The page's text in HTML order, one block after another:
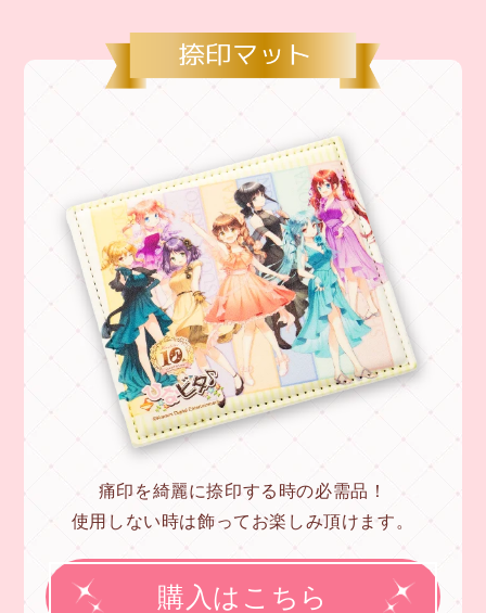
痛印を綺麗に捺印する時の必需品！
使用しない時は飾ってお楽しみ頂けます。
購入はこちら